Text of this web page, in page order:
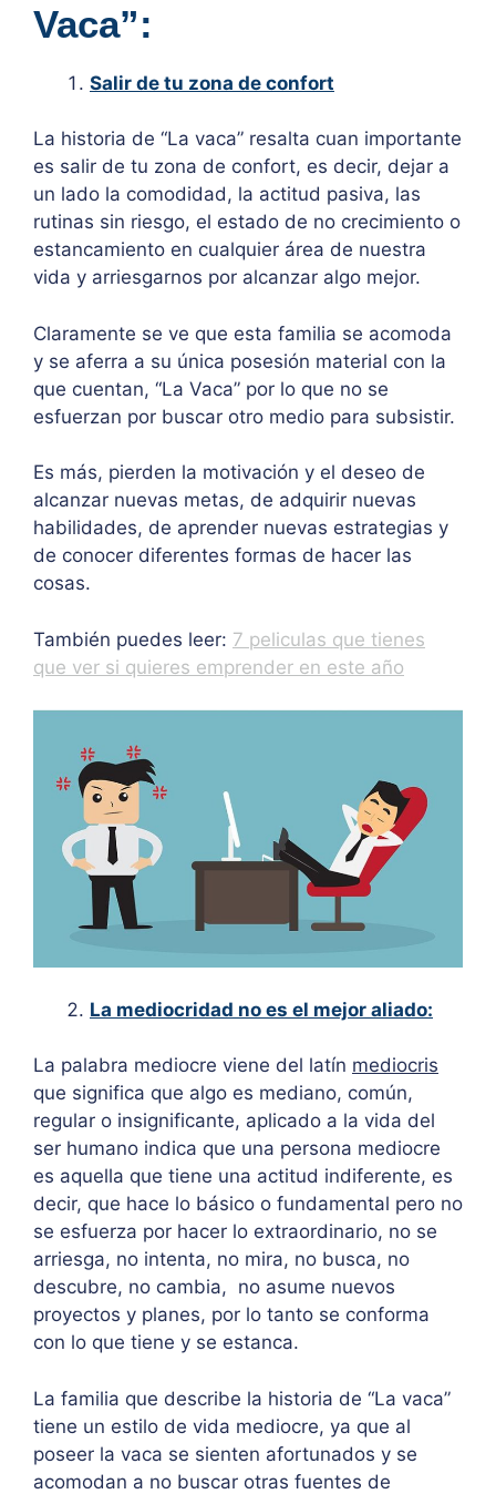
Vaca”:
Salir de tu zona de confort
La historia de “La vaca” resalta cuan importante
es salir de tu zona de confort, es decir, dejar a
un lado la comodidad, la actitud pasiva, las
rutinas sin riesgo, el estado de no crecimiento o
estancamiento en cualquier área de nuestra
vida y arriesgarnos por alcanzar algo mejor.
Claramente se ve que esta familia se acomoda
y se aferra a su única posesión material con la
que cuentan, “La Vaca” por lo que no se
esfuerzan por buscar otro medio para subsistir.
Es más, pierden la motivación y el deseo de
alcanzar nuevas metas, de adquirir nuevas
habilidades, de aprender nuevas estrategias y
de conocer diferentes formas de hacer las
cosas.
También puedes leer: 7 peliculas que tienes
que ver si quieres emprender en este año
La mediocridad no es el mejor aliado:
La palabra mediocre viene del latín mediocris
que significa que algo es mediano, común,
regular o insignificante, aplicado a la vida del
ser humano indica que una persona mediocre
es aquella que tiene una actitud indiferente, es
decir, que hace lo básico o fundamental pero no
se esfuerza por hacer lo extraordinario, no se
arriesga, no intenta, no mira, no busca, no
descubre, no cambia, no asume nuevos
proyectos y planes, por lo tanto se conforma
con lo que tiene y se estanca.
La familia que describe la historia de “La vaca”
tiene un estilo de vida mediocre, ya que al
poseer la vaca se sienten afortunados y se
acomodan a no buscar otras fuentes de